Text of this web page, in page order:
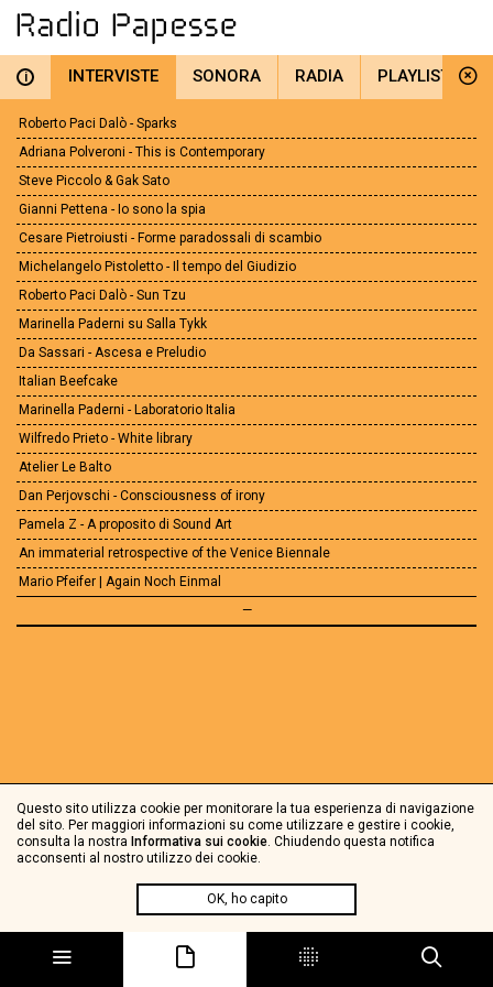
i INTERVISTE SONORA RADIA PLAYLIST
Roberto Paci Dalò - Sparks
Adriana Polveroni - This is Contemporary
Steve Piccolo & Gak Sato
Gianni Pettena - Io sono la spia
Cesare Pietroiusti - Forme paradossali di scambio
Michelangelo Pistoletto - Il tempo del Giudizio
Roberto Paci Dalò - Sun Tzu
Marinella Paderni su Salla Tykk
Da Sassari - Ascesa e Preludio
Italian Beefcake
Marinella Paderni - Laboratorio Italia
Wilfredo Prieto - White library
Atelier Le Balto
Dan Perjovschi - Consciousness of irony
Pamela Z - A proposito di Sound Art
An immaterial retrospective of the Venice Biennale
Mario Pfeifer | Again Noch Einmal
—
Questo sito utilizza cookie per monitorare la tua esperienza di navigazione
del sito. Per maggiori informazioni su come utilizzare e gestire i cookie,
consulta la nostra Informativa sui cookie. Chiudendo questa notifica
acconsenti al nostro utilizzo dei cookie.
OK, ho capito